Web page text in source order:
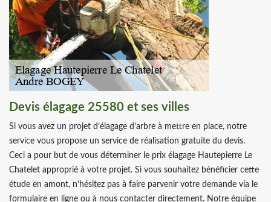
Devis élagage 25580 et ses villes
Si vous avez un projet d’élagage d’arbre à mettre en place, notre
service vous propose un service de réalisation gratuite du devis.
Ceci a pour but de vous déterminer le prix élagage Hautepierre Le
Chatelet approprié à votre projet. Si vous souhaitez bénéficier cette
étude en amont, n’hésitez pas à faire parvenir votre demande via le
formulaire en ligne ou à nous contacter directement. Notre équipe